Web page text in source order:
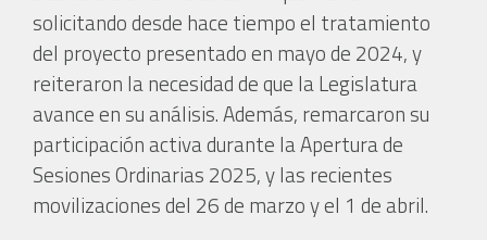
solicitando desde hace tiempo el tratamiento
del proyecto presentado en mayo de 2024, y
reiteraron la necesidad de que la Legislatura
avance en su análisis. Además, remarcaron su
participación activa durante la Apertura de
Sesiones Ordinarias 2025, y las recientes
movilizaciones del 26 de marzo y el 1 de abril.